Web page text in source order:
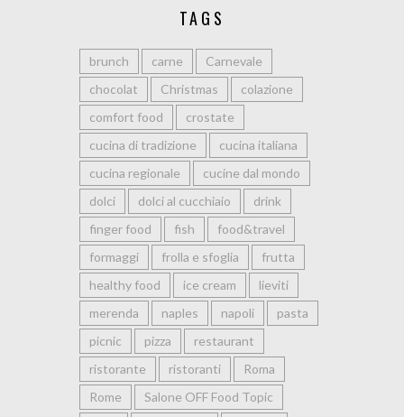
TAGS
brunch carne
Carnevale
chocolat
Christmas
colazione
comfort food
crostate
cucina di tradizione
cucina italiana
cucina regionale
cucine dal mondo
dolci
dolci al cucchiaio
drink
finger food
fish
food&travel
formaggi
frolla e sfoglia
frutta
healthy food
ice cream
lieviti
merenda
naples napoli
pasta
picnic
pizza
restaurant
ristorante
ristoranti
Roma
Rome
Salone OFF Food Topic